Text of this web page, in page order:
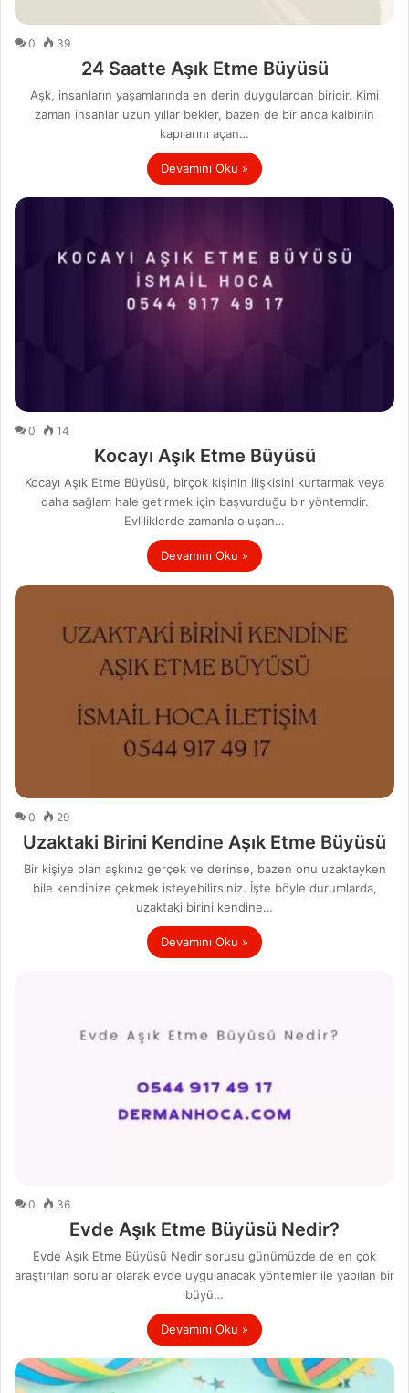
0 39
24 Saatte Aşık Etme Büyüsü
Aşk, insanların yaşamlarında en derin duygulardan biridir. Kimi
zaman insanlar uzun yıllar bekler, bazen de bir anda kalbinin
kapılarını açan…
Devamını Oku »
0 14
Kocayı Aşık Etme Büyüsü
Kocayı Aşık Etme Büyüsü, birçok kişinin ilişkisini kurtarmak veya
daha sağlam hale getirmek için başvurduğu bir yöntemdir.
Evliliklerde zamanla oluşan…
Devamını Oku »
0 29
Uzaktaki Birini Kendine Aşık Etme Büyüsü
Bir kişiye olan aşkınız gerçek ve derinse, bazen onu uzaktayken
bile kendinize çekmek isteyebilirsiniz. İşte böyle durumlarda,
uzaktaki birini kendine…
Devamını Oku »
0 36
Evde Aşık Etme Büyüsü Nedir?
Evde Aşık Etme Büyüsü Nedir sorusu günümüzde de en çok
araştırılan sorular olarak evde uygulanacak yöntemler ile yapılan bir
büyü…
Devamını Oku »